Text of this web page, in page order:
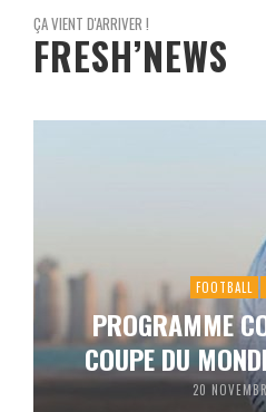
ÇA VIENT D'ARRIVER !
FRESH’NEWS
FOOTBALL
PROGRAMME
COUPE DU
20